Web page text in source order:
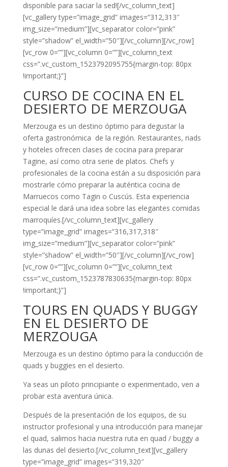
disponible para saciar la sed![/vc_column_text]
[vc_gallery type=”image_grid” images=”312,313″
img_size=”medium”][vc_separator color=”pink”
style=”shadow” el_width=”50″][/vc_column][/vc_row]
[vc_row 0=””][vc_column 0=””][vc_column_text
css=”.vc_custom_1523792095755{margin-top: 80px
!important;}”]
CURSO DE COCINA EN EL
DESIERTO DE MERZOUGA
Merzouga es un destino óptimo para degustar la
oferta gastronómica de la región. Restaurantes, riads
y hoteles ofrecen clases de cocina para preparar
Tagine, así como otra serie de platos. Chefs y
profesionales de la cocina están a su disposición para
mostrarle cómo preparar la auténtica cocina de
Marruecos como Tagin o Cuscús. Esta experiencia
especial le dará una idea sobre las elegantes comidas
marroquíes.[/vc_column_text][vc_gallery
type=”image_grid” images=”316,317,318″
img_size=”medium”][vc_separator color=”pink”
style=”shadow” el_width=”50″][/vc_column][/vc_row]
[vc_row 0=””][vc_column 0=””][vc_column_text
css=”.vc_custom_1523787830635{margin-top: 80px
!important;}”]
TOURS EN QUADS Y BUGGY
EN EL DESIERTO DE
MERZOUGA
Merzouga es un destino óptimo para la conducción de
quads y buggies en el desierto.
Ya seas un piloto principiante o experimentado, ven a
probar esta aventura única.
Después de la presentación de los equipos, de su
instructor profesional y una introducción para manejar
el quad, salimos hacia nuestra ruta en quad / buggy a
las dunas del desierto.[/vc_column_text][vc_gallery
type=”image_grid” images=”319,320″